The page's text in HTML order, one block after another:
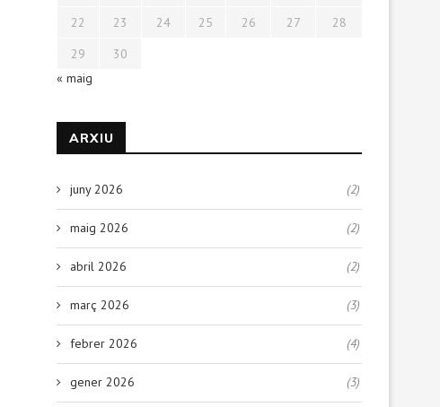
22
23 24 25 26 27
28
29
30
« maig
ARXIU
juny 2026 (2)
maig 2026 (2)
abril 2026 (2)
març 2026 (3)
febrer 2026 (4)
gener 2026 (3)